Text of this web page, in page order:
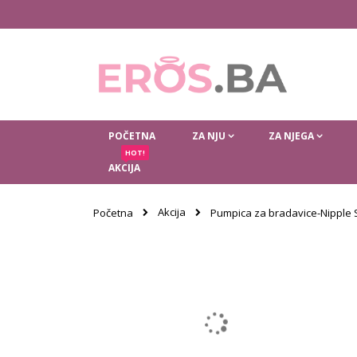
to
POČETNA ZA NJU ZA NJEGA
AKCIJA
HOT!
Početna Akcija Pumpica za bradavice-Nipple